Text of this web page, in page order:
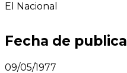
El Nacional
Fecha de
09/05/1977